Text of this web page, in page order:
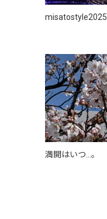
misatostyle2025
満開はいつ…。